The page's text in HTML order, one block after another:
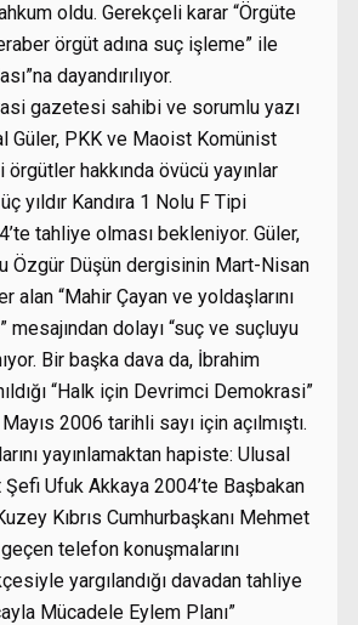
oldu. Gerekçeli karar “Örgüte
örgüt adına suç işleme” ile
dayandırılıyor.
gazetesi sahibi ve sorumlu yazı
Güler, PKK ve Maoist Komünist
hakkında övücü yayınlar
yıldır Kandıra 1 Nolu F Tipi
tahliye olması bekleniyor. Güler,
Özgür Düşün dergisinin Mart-Nisan
alan “Mahir Çayan ve yoldaşlarını
mesajından dolayı “suç ve suçluyu
Bir başka dava da, İbrahim
“Halk için Devrimci Demokrasi”
2006 tarihli sayı için açılmıştı.
yayınlamaktan hapiste: Ulusal
Şefi Ufuk Akkaya 2004’te Başbakan
Kıbrıs Cumhurbaşkanı Mehmet
telefon konuşmalarını
yargılandığı davadan tahliye
Mücadele Eylem Planı”